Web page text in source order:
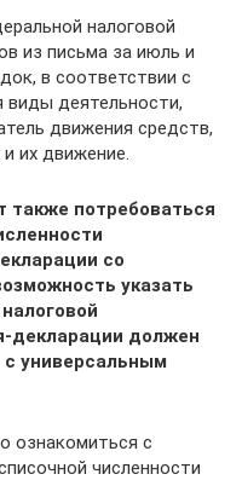
налоговой
из письма за июль и
в соответствии с
деятельности,
движения средств,
их движение.
также потребоваться
со
указать
декларации должен
универсальным
ознакомиться с
численности